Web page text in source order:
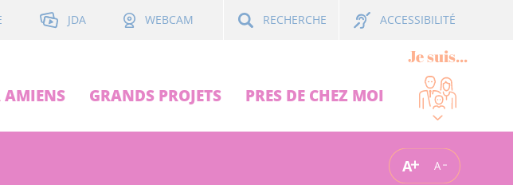
JDA WEBCAM RECHERCHE ACCESSIBILITÉ
AMIENS GRANDS PROJETS PRES DE CHEZ MOI
Je suis...
A A